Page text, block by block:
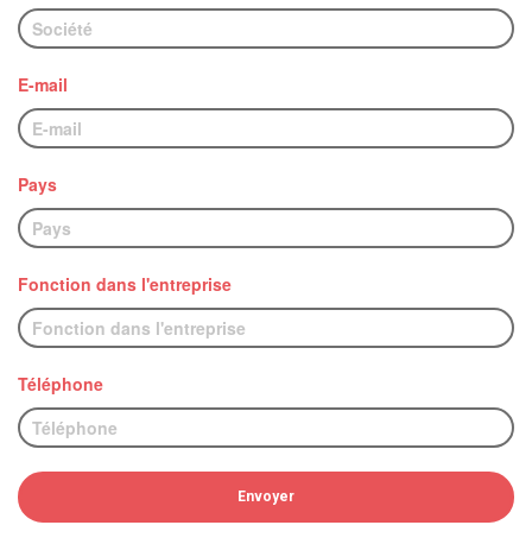
E-mail
Pays
Fonction dans l'entreprise
Téléphone
Envoyer